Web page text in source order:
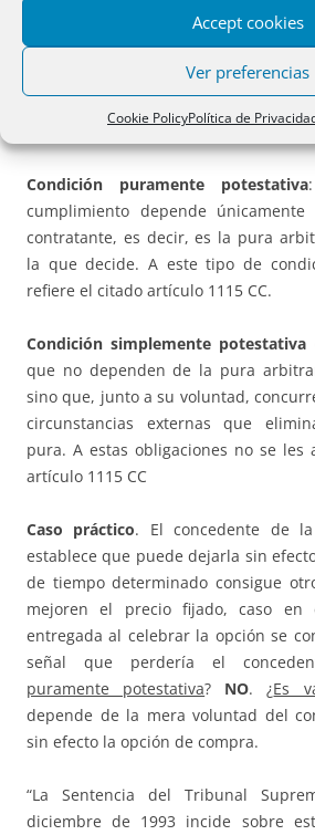
Accept cookies
Ver preferencias
Cookie PolicyPolítica de
Doctrinal y jurisprudencialmente
condición puramente potestativa y
potestativa o mixta, de modo que
relación con lo dispuesto en el artículo
Condición puramente potestativa
cumplimiento depende
contratante, es decir, es la pura
la que decide. A este tipo de
refiere el citado artículo 1115 CC.
Condición simplemente
que no dependen de la pura
sino que, junto a su voluntad,
circunstancias externas que
pura. A estas obligaciones no se
artículo 1115 CC
Caso práctico. El concedente de
establece que puede dejarla sin
de tiempo determinado consigue
mejoren el precio fijado, caso
entregada al celebrar la opción se
señal que perdería el
puramente potestativa? NO. ¿Es
depende de la mera voluntad del
sin efecto la opción de compra.
“La Sentencia del Tribunal
diciembre de 1993 incide sobre